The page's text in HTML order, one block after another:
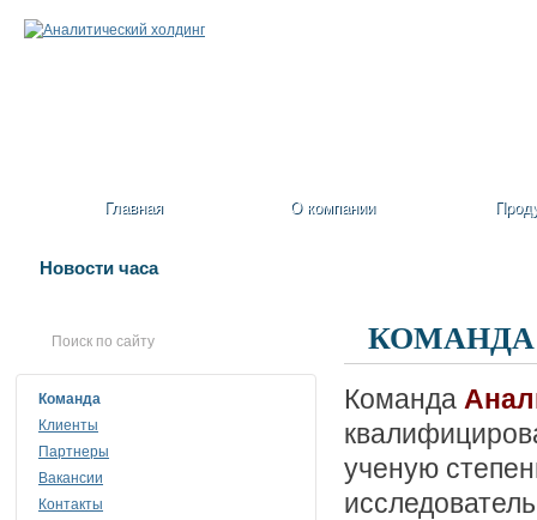
Главная О компании
Новости часа
Команда
Клиенты
Партнеры
Вакансии
Контакты
КОМАНДА
Команда
ученую